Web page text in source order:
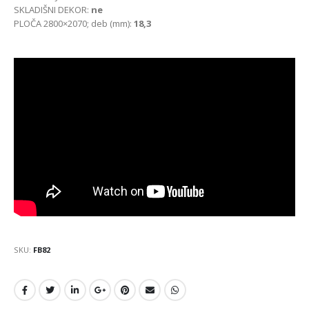
SKLADIŠNI DEKOR: ne
PLOČA 2800×2070; deb (mm): 18,3
SKU: FB82